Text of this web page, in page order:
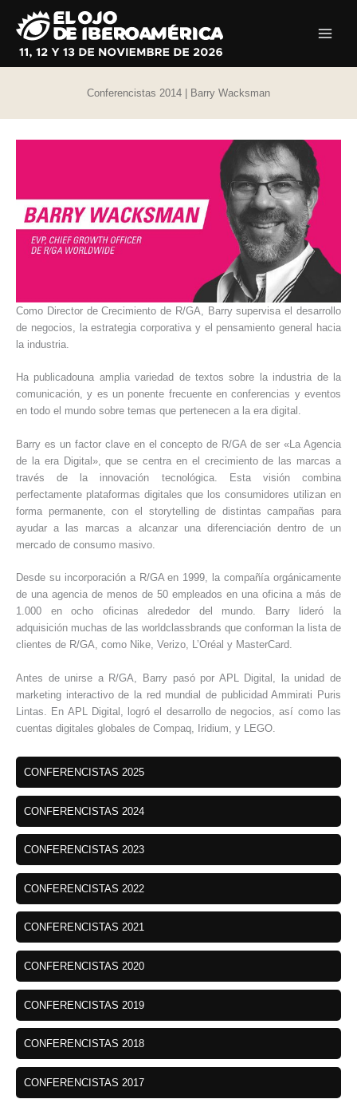
contenido
Conferencistas 2014 | Barry Wacksman
Como Director de Crecimiento de R/GA, Barry supervisa el desarrollo
de negocios, la estrategia corporativa y el pensamiento general hacia
la industria.
Ha publicadouna amplia variedad de textos sobre la industria de la
comunicación, y es un ponente frecuente en conferencias y eventos
en todo el mundo sobre temas que pertenecen a la era digital.
Barry es un factor clave en el concepto de R/GA de ser «La Agencia
de la era Digital», que se centra en el crecimiento de las marcas a
través de la innovación tecnológica. Esta visión combina
perfectamente plataformas digitales que los consumidores utilizan en
forma permanente, con el storytelling de distintas campañas para
ayudar a las marcas a alcanzar una diferenciación dentro de un
mercado de consumo masivo.
Desde su incorporación a R/GA en 1999, la compañía orgánicamente
de una agencia de menos de 50 empleados en una oficina a más de
1.000 en ocho oficinas alrededor del mundo. Barry lideró la
adquisición muchas de las worldclassbrands que conforman la lista de
clientes de R/GA, como Nike, Verizo, L’Oréal y MasterCard.
Antes de unirse a R/GA, Barry pasó por APL Digital, la unidad de
marketing interactivo de la red mundial de publicidad Ammirati Puris
Lintas. En APL Digital, logró el desarrollo de negocios, así como las
cuentas digitales globales de Compaq, Iridium, y LEGO.
CONFERENCISTAS 2025
CONFERENCISTAS 2024
CONFERENCISTAS 2023
CONFERENCISTAS 2022
CONFERENCISTAS 2021
CONFERENCISTAS 2020
CONFERENCISTAS 2019
CONFERENCISTAS 2018
CONFERENCISTAS 2017